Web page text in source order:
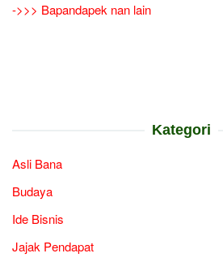
->>> Bapandapek nan lain
Kategori
Asli Bana
Budaya
Ide Bisnis
Jajak Pendapat